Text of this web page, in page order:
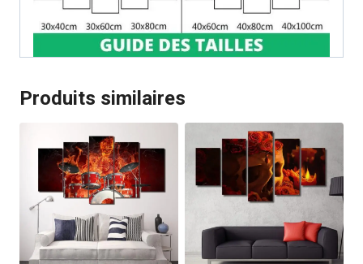
Produits similaires